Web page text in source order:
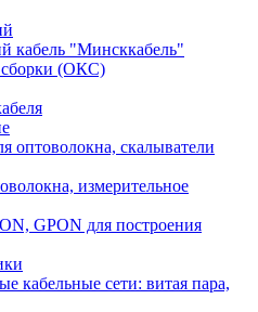
кабель "Минсккабель"
сборки (ОКС)
оптоволокна, скалыватели
измерительное
GPON для построения
кабельные сети: ​витая пара,